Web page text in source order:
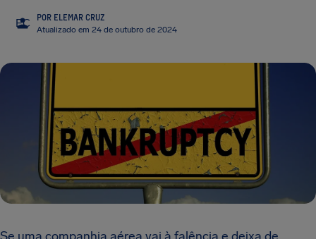
EC
POR ELEMAR CRUZ
Atualizado em 24 de outubro de 2024